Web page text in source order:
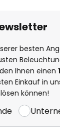
besten
Ihnen einen
Einkauf in
können!